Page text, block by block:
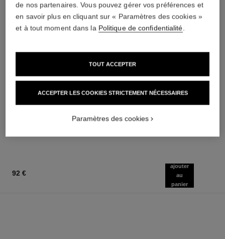
AJOUTER AU PANIER
bleu de chanel
AJOUTER AU PANIER
92 €
ajouter
au
panier
de nos partenaires. Vous pouvez gérer vos préférences et
en savoir plus en cliquant sur « Paramètres des cookies »
et à tout moment dans la Politique de confidentialité
ACCEPTER LES COOKIES STRICTEMENT NÉCESSAIRES
TOUT ACCEPTER
Paramètres des cookies